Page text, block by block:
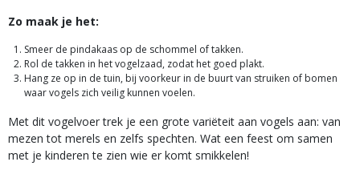
Zo maak je het:
Smeer de pindakaas op de schommel of takken.
Rol de takken in het vogelzaad, zodat het goed plakt.
Hang ze op in de tuin, bij voorkeur in de buurt van struiken of bomen
waar vogels zich veilig kunnen voelen.
Met dit vogelvoer trek je een grote variëteit aan vogels aan: van
mezen tot merels en zelfs spechten. Wat een feest om samen
met je kinderen te zien wie er komt smikkelen!